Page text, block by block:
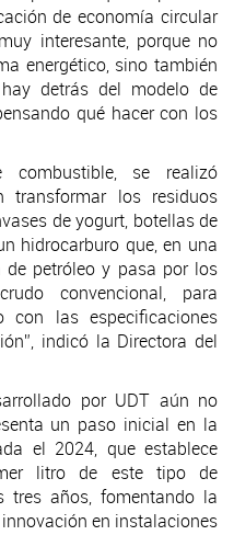
de economía circular
interesante, porque no
energético, sino también
detrás del modelo de
qué hacer con los
se realizó
transformar los residuos
de yogurt, botellas de
hidrocarburo que, en una
petróleo y pasa por los
convencional, para
con las especificaciones
indicó la Directora del
por UDT aún no
un paso inicial en la
el 2024, que establece
litro de este tipo de
tres años, fomentando la
en instalaciones